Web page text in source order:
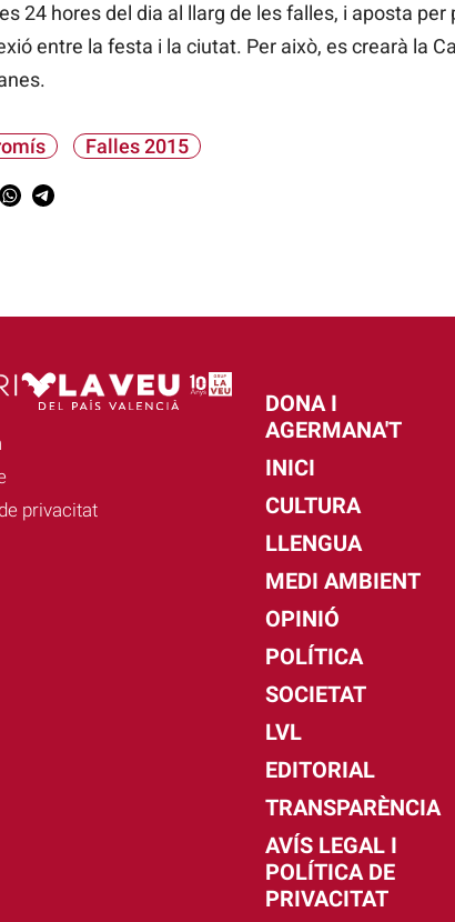
24 hores del dia al llarg de les falles, i aposta
entre la festa i la ciutat. Per això, es crearà la
Falles 2015
privacitat
DONA I
AGERMANA'T
INICI
CULTURA
LLENGUA
MEDI AMBIENT
OPINIÓ
POLÍTICA
SOCIETAT
LVL
EDITORIAL
TRANSPARÈNCIA
AVÍS LEGAL I
POLÍTICA DE
PRIVACITAT